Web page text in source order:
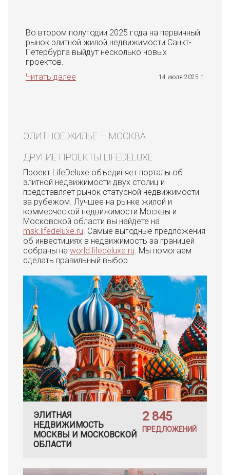
Во втором полугодии 2025 года на первичный
рынок элитной жилой недвижимости Санкт-
Петербурга выйдут несколько новых
проектов.
Читать далее
14 июля 2025 г.
ЭЛИТНОЕ ЖИЛЬЕ — МОСКВА
ДРУГИЕ ПРОЕКТЫ LIFEDELUXE
Проект LifeDeluxe объединяет порталы об
элитной недвижимости двух столиц и
представляет рынок статусной недвижимости
за рубежом. Лучшее на рынке жилой и
коммерческой недвижимости Москвы и
Московской области вы найдете на
msk.lifedeluxe.ru . Самые выгодные предложения
об инвестициях в недвижимость за границей
собраны на world.lifedeluxe.ru . Мы помогаем
сделать правильный выбор.
ЭЛИТНАЯ
НЕДВИЖИМОСТЬ
МОСКВЫ И МОСКОВСКОЙ
ОБЛАСТИ
2 845
ПРЕДЛОЖЕНИЙ